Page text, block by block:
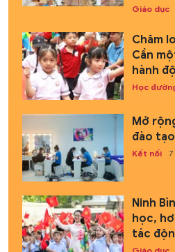
Giáo dục
Chăm
Cần
hành
Học
Mở
đào
Kết nối
Ninh
học,
tác